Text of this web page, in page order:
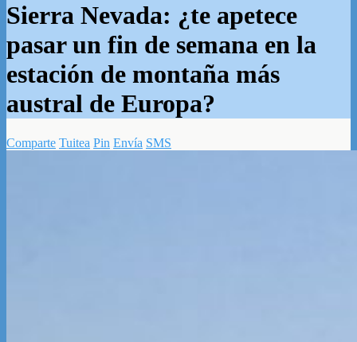
Sierra Nevada: ¿te apetece
pasar un fin de semana en la
estación de montaña más
austral de Europa?
Comparte Tuitea Pin Envía SMS